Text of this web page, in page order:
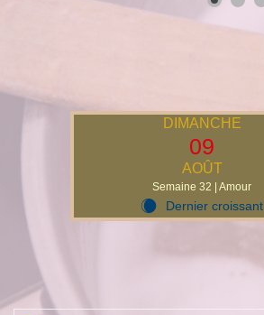
DIMANCHE
09
AOÛT
Semaine 32 | Amour
X Dernier croissant